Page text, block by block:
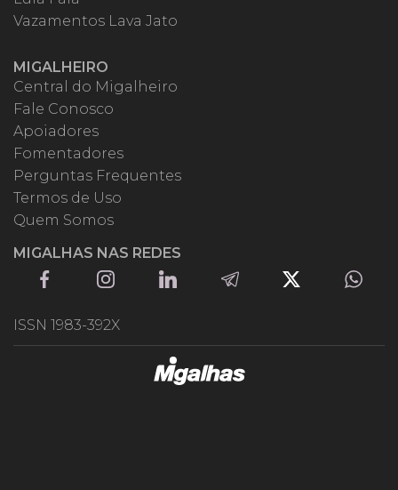
Vazamentos Lava Jato
MIGALHEIRO
Central do Migalheiro
Fale Conosco
Apoiadores
Fomentadores
Perguntas Frequentes
Termos de Uso
Quem Somos
MIGALHAS NAS REDES
ISSN 1983-392X